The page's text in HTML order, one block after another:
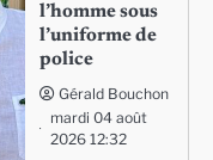
l’homme sous
l’uniforme de
police
Gérald Bouchon
mardi 04 août
2026 12:32